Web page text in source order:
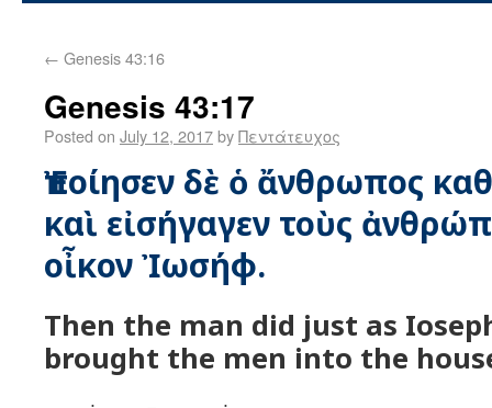
← Genesis 43:16
Genesis 43:17
Posted on July 12, 2017byΠεντάτευχος
Ἐποίησεν δὲ ὁ ἄνθρωπος
καὶ εἰσήγαγεν τοὺς
οἶκον Ἰωσήφ.
Then the man did just as
brought the men into the